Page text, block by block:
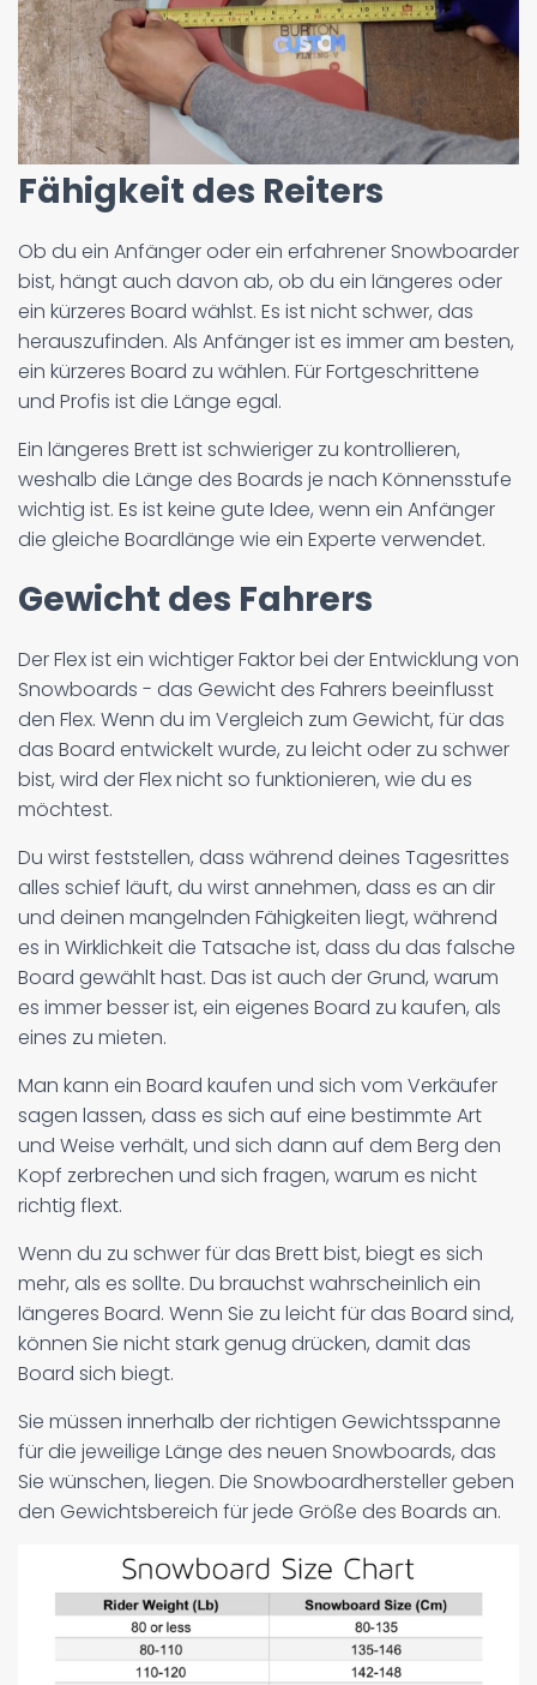
Fähigkeit des Reiters
Ob du ein Anfänger oder ein erfahrener Snowboarder
bist, hängt auch davon ab, ob du ein längeres oder
ein kürzeres Board wählst. Es ist nicht schwer, das
herauszufinden. Als Anfänger ist es immer am besten,
ein kürzeres Board zu wählen. Für Fortgeschrittene
und Profis ist die Länge egal.
Ein längeres Brett ist schwieriger zu kontrollieren,
weshalb die Länge des Boards je nach Könnensstufe
wichtig ist. Es ist keine gute Idee, wenn ein Anfänger
die gleiche Boardlänge wie ein Experte verwendet.
Gewicht des Fahrers
Der Flex ist ein wichtiger Faktor bei der Entwicklung von
Snowboards - das Gewicht des Fahrers beeinflusst
den Flex. Wenn du im Vergleich zum Gewicht, für das
das Board entwickelt wurde, zu leicht oder zu schwer
bist, wird der Flex nicht so funktionieren, wie du es
möchtest.
Du wirst feststellen, dass während deines Tagesrittes
alles schief läuft, du wirst annehmen, dass es an dir
und deinen mangelnden Fähigkeiten liegt, während
es in Wirklichkeit die Tatsache ist, dass du das falsche
Board gewählt hast. Das ist auch der Grund, warum
es immer besser ist, ein eigenes Board zu kaufen, als
eines zu mieten.
Man kann ein Board kaufen und sich vom Verkäufer
sagen lassen, dass es sich auf eine bestimmte Art
und Weise verhält, und sich dann auf dem Berg den
Kopf zerbrechen und sich fragen, warum es nicht
richtig flext.
Wenn du zu schwer für das Brett bist, biegt es sich
mehr, als es sollte. Du brauchst wahrscheinlich ein
längeres Board. Wenn Sie zu leicht für das Board sind,
können Sie nicht stark genug drücken, damit das
Board sich biegt.
Sie müssen innerhalb der richtigen Gewichtsspanne
für die jeweilige Länge des neuen Snowboards, das
Sie wünschen, liegen. Die Snowboardhersteller geben
den Gewichtsbereich für jede Größe des Boards an.